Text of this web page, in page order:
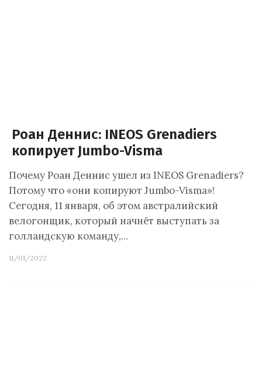
Роан Деннис: INEOS Grenadiers
копирует Jumbo-Visma
Почему Роан Деннис ушел из INEOS Grenadiers?
Потому что «они копируют Jumbo-Visma»!
Сегодня, 11 января, об этом австралийский
велогонщик, который начнёт выступать за
голландскую команду,…
11/01/2022